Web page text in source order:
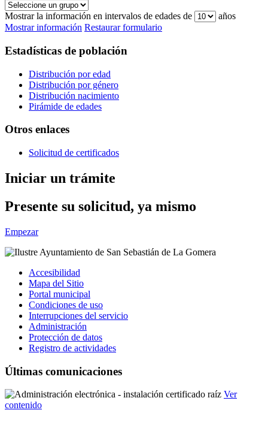
Mostrar la información en intervalos de edades de
años
Mostrar información Restaurar formulario
Estadísticas de población
Distribución por edad
Distribución por género
Distribución nacimiento
Pirámide de edades
Otros enlaces
Solicitud de certificados
Iniciar un trámite
Presente su solicitud, ya mismo
Empezar
Accesibilidad
Mapa del Sitio
Portal municipal
Condiciones de uso
Interrupciones del servicio
Administración
Protección de datos
Registro de actividades
Últimas comunicaciones
Ver
contenido